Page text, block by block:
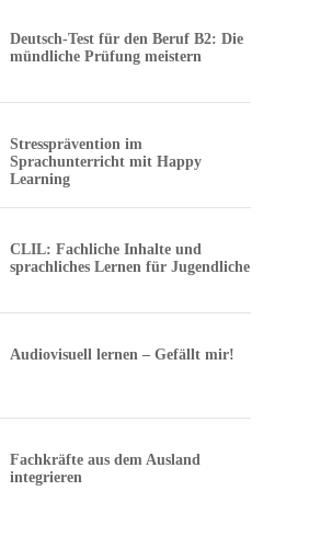
Deutsch-Test für den Beruf B2: Die
mündliche Prüfung meistern
Stressprävention im
Sprachunterricht mit Happy
Learning
CLIL: Fachliche Inhalte und
sprachliches Lernen für Jugendliche
Audiovisuell lernen – Gefällt mir!
Fachkräfte aus dem Ausland
integrieren